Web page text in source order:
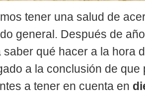
tener una salud de
general. Después de
saber qué hacer a la hora
a la conclusión de
a tener en cuenta en